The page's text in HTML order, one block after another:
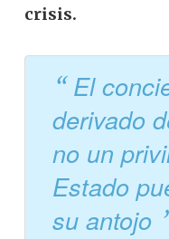
crisis.
El
derivado
no un
Estado
su antojo